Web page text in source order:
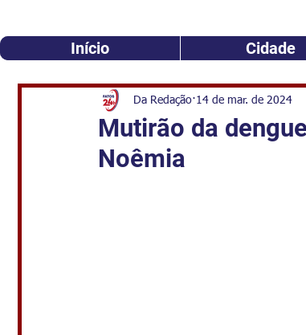
Início Cidade
Mutirão da
Noêmia
Da Redação 14 de mar. de 2024